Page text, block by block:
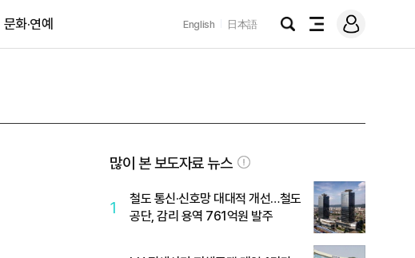
문화·연예 English 日本語
검
전
메
그
많이 본 보도자료 뉴스
1
철도 통신·신호망 대대적 개선…철도
공단, 감리 용역 761억원 발주